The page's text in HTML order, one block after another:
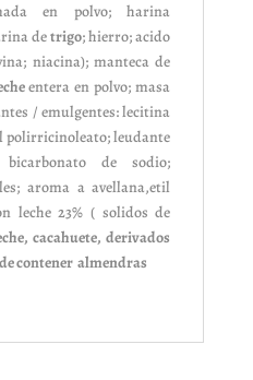
en polvo; harina
detrigo; hierro; acido
niacina); manteca de
entera en polvo; masa
/ emulgentes: lecitina
polirricinoleato; leudante
de sodio;
aroma a avellana,etil
leche 23% ( solidos de
cacahuete, derivados
contener almendras